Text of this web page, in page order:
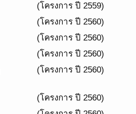
(โครงการ ปี 2559)
(โครงการ ปี 2560)
(โครงการ ปี 2560)
(โครงการ ปี 2560)
(โครงการ ปี 2560)
(โครงการ ปี 2560)